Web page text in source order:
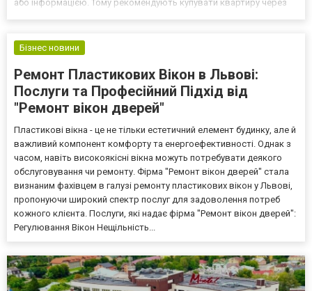
або інформацією. Тому рекомендують купувати квартиру через
Бізнес новини
Ремонт Пластикових Вікон в Львові:
Послуги та Професійний Підхід від
"Ремонт вікон дверей"
Пластикові вікна - це не тільки естетичний елемент будинку, але й
важливий компонент комфорту та енергоефективності. Однак з
часом, навіть високоякісні вікна можуть потребувати деякого
обслуговування чи ремонту. Фірма "Ремонт вікон дверей" стала
визнаним фахівцем в галузі ремонту пластикових вікон у Львові,
пропонуючи широкий спектр послуг для задоволення потреб
кожного клієнта. Послуги, які надає фірма "Ремонт вікон дверей":
Регулювання Вікон Нещільність...